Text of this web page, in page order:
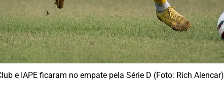
e IAPE ficaram no empate pela Série D (Foto: Rich Alencar)